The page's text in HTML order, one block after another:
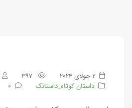
2 جولای 2024
داستان کوتاه_داستانک
0